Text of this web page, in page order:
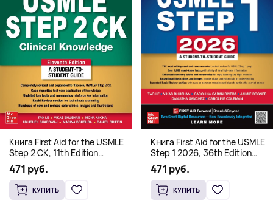
Книга First Aid for the USMLE
Step 2 CK, 11th Edition
(Мягкий переплет,
Английский язык)
471 руб.
КУПИТЬ
Книга First Aid for the USMLE
Step 1 2026, 36th Edition
(Мягкий переплет,
Английский язык)
471 руб.
КУПИТЬ